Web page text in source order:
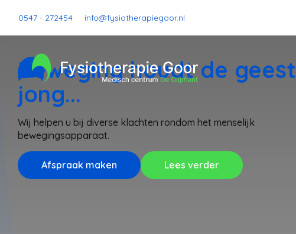
0547 - 272454 info@fysiotherapiegoor.nl
Beweging houdt de geest
jong...
Wij helpen u bij diverse klachten rondom het menselijk
bewegingsapparaat.
Afspraak maken Lees verder